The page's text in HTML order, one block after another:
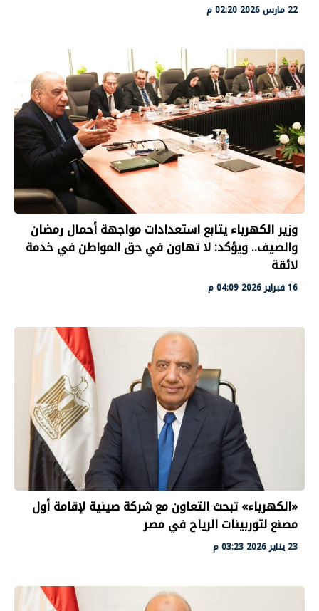
22 مارس 2026 02:20 م
وزير الكهرباء يتابع استعدادات مواجهة أحمال رمضان
والصيف.. ويؤكد: لا تهاون في حق المواطن في خدمة
لائقة
16 فبراير 2026 04:09 م
«الكهرباء» تبحث التعاون مع شركة صينية لإقامة أول
مصنع لتوربينات الرياح في مصر
23 يناير 2026 03:23 م